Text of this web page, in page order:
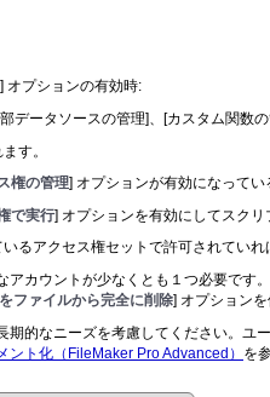
] オプションの有効時:
データソースの管理]、[カスタム関数
す。
権の管理] オプションが有効になって
で実行] オプションを有効にしてスク
るアクセス権セットで許可されていれ
カウントが少なくとも１つ必要です
ファイルから完全に削除] オプション
期的なニーズを考慮してください。ユ
ト化（FileMaker Pro Advanced） を